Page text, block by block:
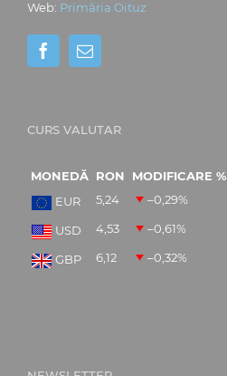
Web: Primăria Oituz
CURS VALUTAR
MONEDĂ RON
MODIFICARE %
EUR
5,24 –0,29%
USD 4,53 –0,61%
GBP 6,12 –0,32%